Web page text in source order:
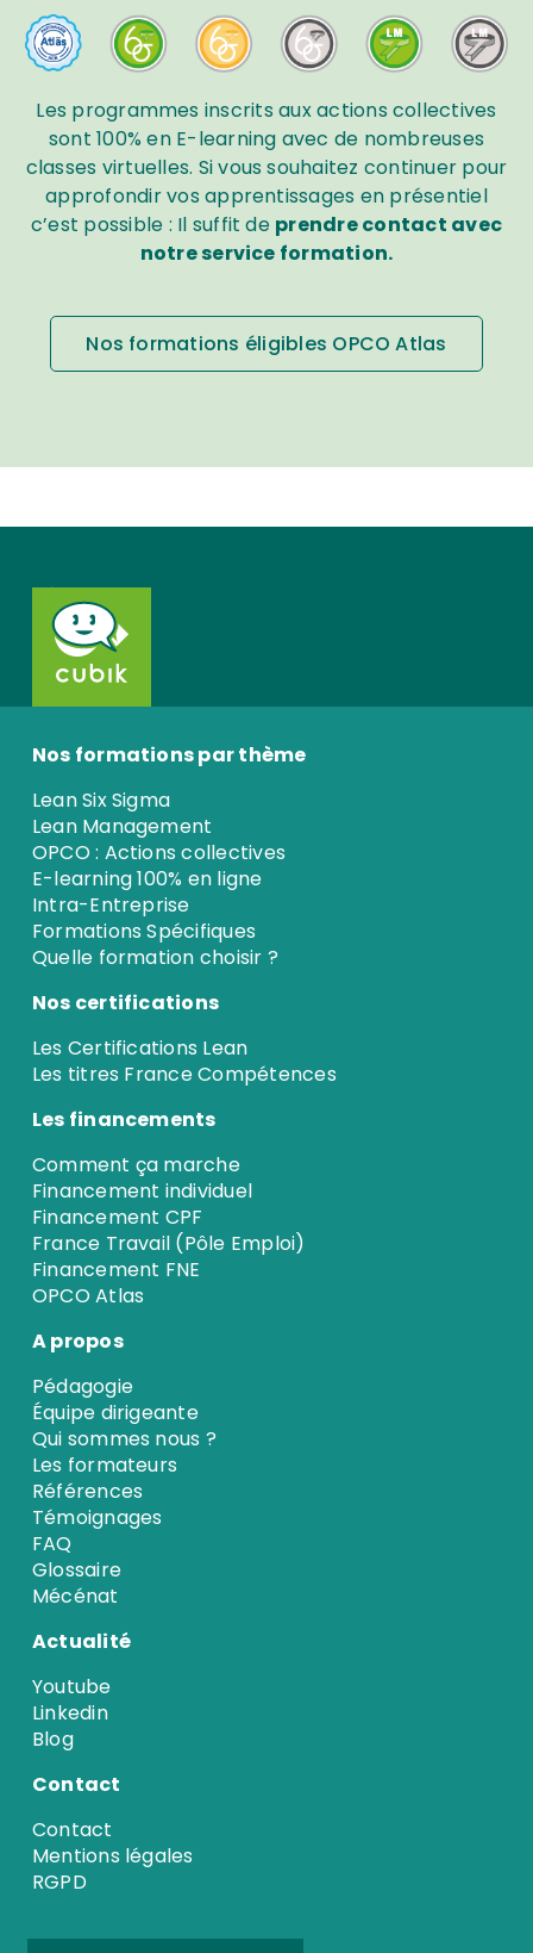
Les programmes inscrits aux actions collectives
sont 100% en E-learning avec de nombreuses
classes virtuelles. Si vous souhaitez continuer pour
approfondir vos apprentissages en présentiel
c’est possible : Il suffit de prendre contact avec
notre service formation.
Nos formations éligibles OPCO Atlas
Nos formations par thème
Lean Six Sigma
Lean Management
OPCO : Actions collectives
E-learning 100% en ligne
Intra-Entreprise
Formations Spécifiques
Quelle formation choisir ?
Nos certifications
Les Certifications Lean
Les titres France Compétences
Les financements
Comment ça marche
Financement individuel
Financement CPF
France Travail (Pôle Emploi)
Financement FNE
OPCO Atlas
A propos
Pédagogie
Équipe dirigeante
Qui sommes nous ?
Les formateurs
Références
Témoignages
FAQ
Glossaire
Mécénat
Actualité
Youtube
Linkedin
Blog
Contact
Contact
Mentions légales
RGPD